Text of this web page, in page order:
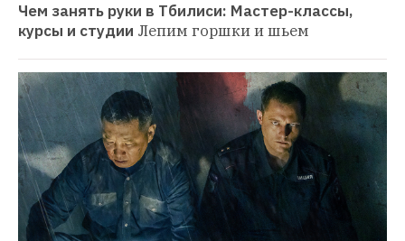
Чем занять руки в Тбилиси: Мастер-классы,
курсы и студии Лепим горшки и шьем